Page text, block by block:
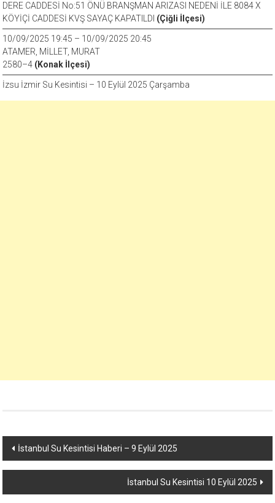
DERE CADDESİ No:51 ÖNÜ BRANŞMAN ARIZASI NEDENİ İLE 8084 X
KÖYİÇİ CADDESİ KVŞ SAYAÇ KAPATILDI (Çiğli İlçesi)
10/09/2025 19:45 – 10/09/2025 20:45
ATAMER, MİLLET, MURAT
2580–4 (Konak İlçesi)
İzsu İzmir Su Kesintisi – 10 Eylül 2025 Çarşamba
Yazı
dolaşımı
İstanbul Su Kesintisi Haberi – 9 Eylül 2025
İstanbul Su Kesintisi 10 Eylül 2025